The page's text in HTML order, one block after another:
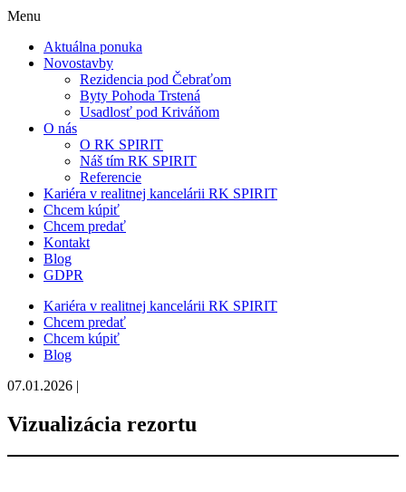
Menu
Aktuálna ponuka
Novostavby
Rezidencia pod Čebraťom
Byty Pohoda Trstená
Usadlosť pod Kriváňom
O nás
O RK SPIRIT
Náš tím RK SPIRIT
Referencie
Kariéra v realitnej kancelárii RK SPIRIT
Chcem kúpiť
Chcem predať
Kontakt
Blog
GDPR
Kariéra v realitnej kancelárii RK SPIRIT
Chcem predať
Chcem kúpiť
Blog
07.01.2026 |
Vizualizácia rezortu